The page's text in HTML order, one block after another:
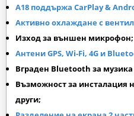
A18 поддържа CarPlay &
Активно охлаждане с
Изход за външен микрофон;
Антени GPS, Wi-Fi, 4G и
Вграден Bluetooth за музика
Възможност за инсталация
други;